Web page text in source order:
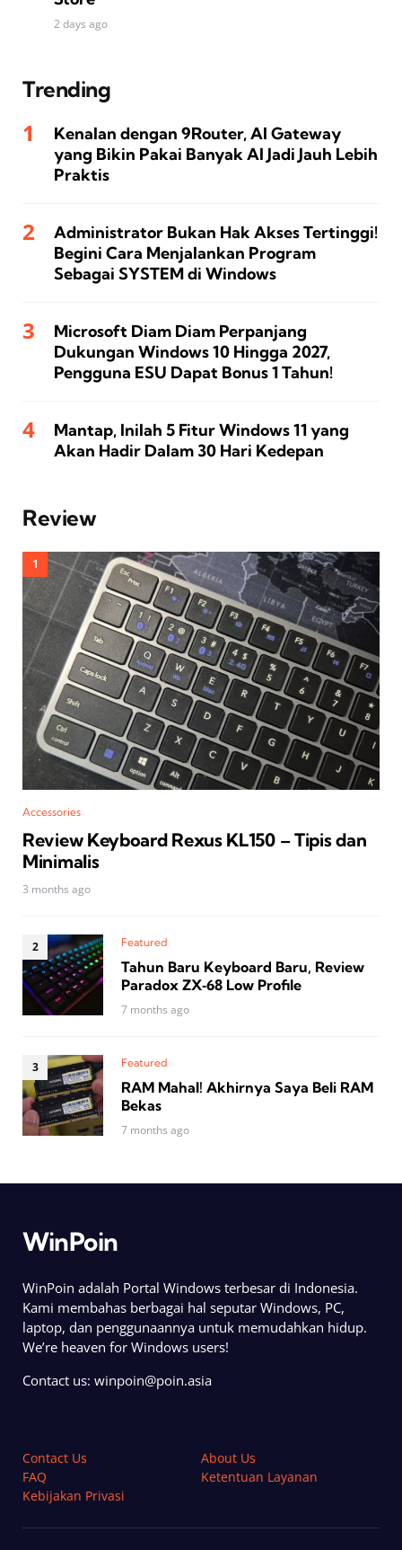
2 days ago
Trending
Kenalan dengan 9Router, AI Gateway
yang Bikin Pakai Banyak AI Jadi Jauh Lebih
Praktis
Administrator Bukan Hak Akses Tertinggi!
Begini Cara Menjalankan Program
Sebagai SYSTEM di Windows
Microsoft Diam Diam Perpanjang
Dukungan Windows 10 Hingga 2027,
Pengguna ESU Dapat Bonus 1 Tahun!
Mantap, Inilah 5 Fitur Windows 11 yang
Akan Hadir Dalam 30 Hari Kedepan
Review
Accessories
Review Keyboard Rexus KL150 – Tipis dan
Minimalis
3 months ago
Featured
Tahun Baru Keyboard Baru, Review
Paradox ZX‑68 Low Profile
7 months ago
Featured
RAM Mahal! Akhirnya Saya Beli RAM
Bekas
7 months ago
WinPoin
WinPoin adalah Portal Windows terbesar di Indonesia.
Kami membahas berbagai hal seputar Windows, PC,
laptop, dan penggunaannya untuk memudahkan hidup.
We’re heaven for Windows users!
Contact us: winpoin@poin.asia
Contact Us
About Us
FAQ
Ketentuan Layanan
Kebijakan Privasi